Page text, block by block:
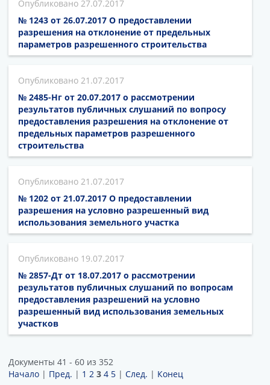
27.07.2017
№ 1243 от 26.07.2017 О предоставлении
разрешения на отклонение от предельных
параметров разрешенного строительства
21.07.2017
№ 2485-Нг от 20.07.2017 о рассмотрении
результатов публичных слушаний по вопросу
предоставления разрешения на отклонение от
предельных параметров разрешенного
строительства
21.07.2017
№ 1202 от 21.07.2017 О предоставлении
разрешения на условно разрешенный вид
использования земельного участка
19.07.2017
№ 2857-Дт от 18.07.2017 о рассмотрении
результатов публичных слушаний по вопросам
предоставления разрешений на условно
разрешенный вид использования земельных
участков
Документы 41 - 60 из 352
Начало | Пред. | 1 2 3 4 5 | След. | Конец